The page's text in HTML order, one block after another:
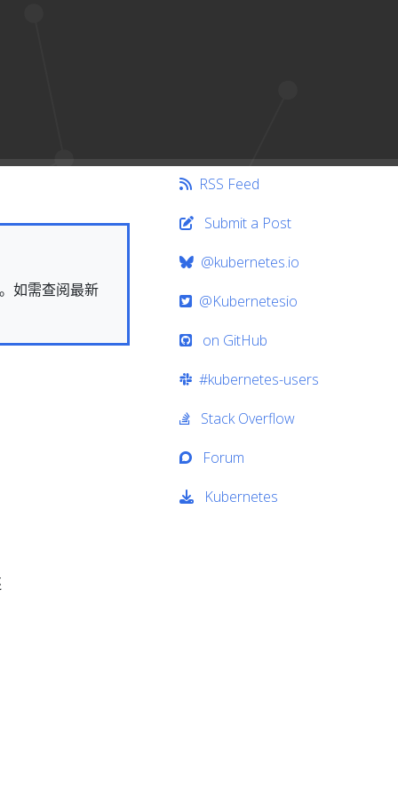
如需查阅最新
RSS Feed
Submit a Post
@kubernetes.io
@Kubernetesio
on GitHub
#kubernetes-users
Stack Overflow
Forum
Kubernetes